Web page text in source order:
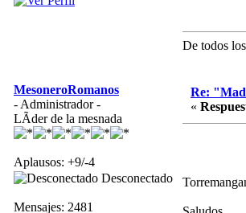
De todos
MesoneroRomanos
- Administrador -
LÃ­der de la mesnada
Aplausos: +9/-4
Desconectado
Mensajes: 2481
Re:
«